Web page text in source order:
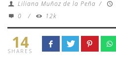
Liliana Muñoz de la Peña /
0
/ 12k
14
SHARES